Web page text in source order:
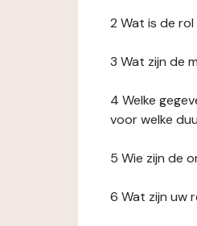
2 Wat is de
3 Wat zijn de
4 Welke
voor welke
5 Wie zijn de
6 Wat zijn uw